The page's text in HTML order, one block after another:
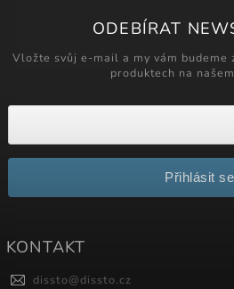
ODEBÍRAT
Vložte svůj e-mail a my vám budeme
produktech na
Přihlásit se
KONTAKT
dissto@dissto.cz